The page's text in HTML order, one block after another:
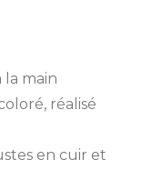
la main
réalisé
en cuir et